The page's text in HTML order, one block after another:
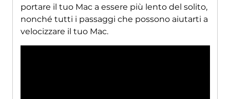
portare il tuo Mac a essere più lento del solito,
nonché tutti i passaggi che possono aiutarti a
velocizzare il tuo Mac.